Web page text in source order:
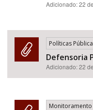
Adicionado:22
Políticas
Defensoria
Adicionado:22